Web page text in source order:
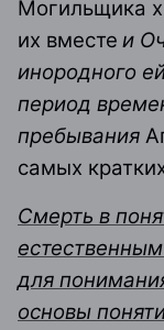
Могильщика
их вместе и
инородного
период
пребывания
самых
Смерть в
для
основы